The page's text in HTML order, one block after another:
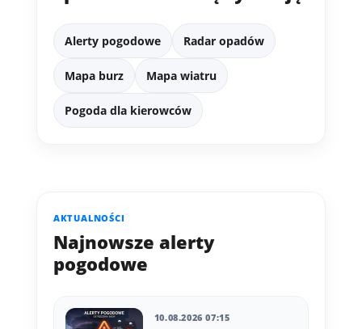
Alerty pogodowe Radar opadów
Mapa burz Mapa wiatru
Pogoda dla kierowców
AKTUALNOŚCI
Najnowsze alerty
pogodowe
10.08.2026 07:15